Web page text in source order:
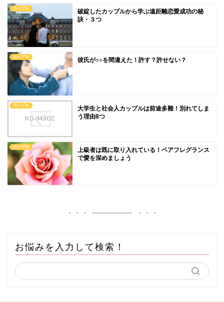
カップル
破綻したカップルから学ぶ遠距離恋愛成功の秘
訣・３つ
カップル 彼氏が○○を間違えた！許す？許せない？
カップル
大学生と社会人カップルは前途多難！別れてしま
う理由8つ
カップル
上級者は既に取り入れている！ペアフレグランス
で愛を深めましょう
お悩みを入力して検索！